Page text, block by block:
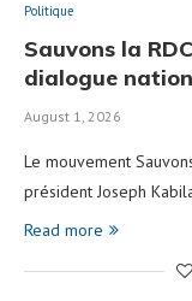
Politique
Sauvons la
dialogue
August 1, 2026
Le mouvement
président Joseph
Read more